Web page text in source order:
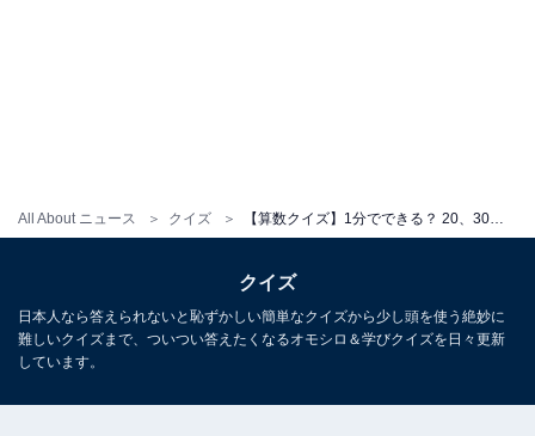
All About ニュース クイズ 【算数クイズ】1分でできる？ 20、30、50、80、130に続く数字を当てよう
クイズ
日本人なら答えられないと恥ずかしい簡単なクイズから少し頭を使う絶妙に
難しいクイズまで、ついつい答えたくなるオモシロ＆学びクイズを日々更新
しています。